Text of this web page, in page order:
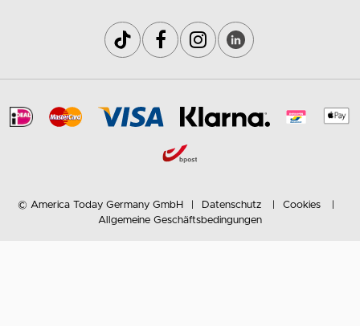
© America Today Germany GmbH Datenschutz
Cookies
Allgemeine Geschäftsbedingungen